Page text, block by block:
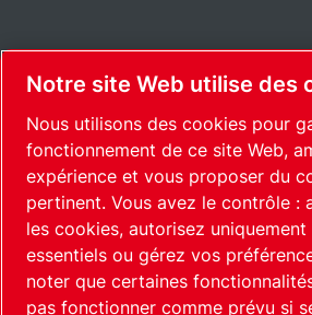
CONTACT
Plan du siteGérer les cookies©
International /
Notre site Web utilise des
Nous utilisons des cookies pour
fonctionnement de ce site Web,
expérience et vous proposer du
pertinent. Vous avez le contrôle :
les cookies, autorisez
essentiels ou gérez vos
noter que certaines
pas fonctionner comme prévu si